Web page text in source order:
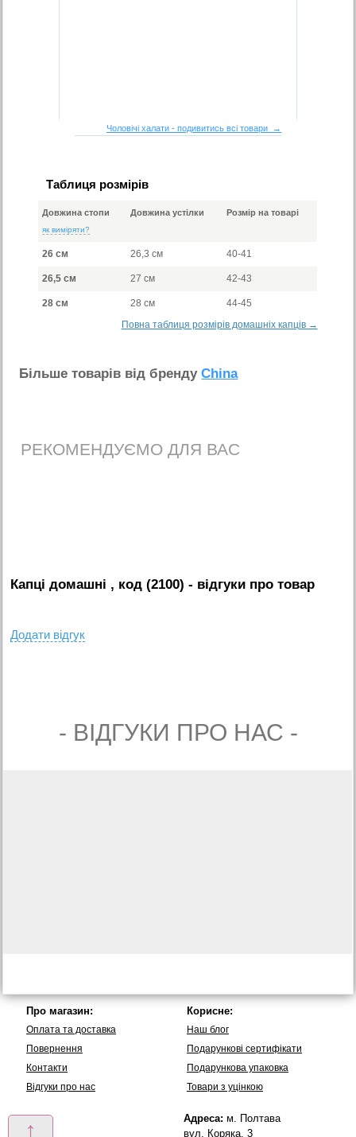
Чоловічі халати - подивитись всі товари →
Таблиця розмірів
Довжина стопи
як виміряти?
Довжина устілки Розмір на товарі
26 см 26,3 см 40-41
26,5 см 27 см 42-43
28 см 28 см
44-45
Повна таблиця розмірів домашніх капців →
Бiльше товарiв вiд брендуChina
РЕКОМЕНДУЄМО ДЛЯ ВАС
Капці домашні , код (2100) - вiдгуки про товар
Додати вiдгук
- ВIДГУКИ ПРО НАС -
↑
Про магазин:
Оплата та доставка
Повернення
Контакти
Вiдгуки про нас
Корисне:
Наш блог
Подарункові сертифікати
Подарункова упаковка
Товари з уцінкою
Адреса: м. Полтава
вул. Коряка, 3